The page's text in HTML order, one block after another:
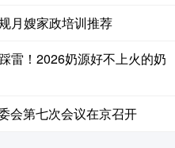
月嫂家政培训推荐
雷！2026奶源好不上火的奶
会第七次会议在京召开